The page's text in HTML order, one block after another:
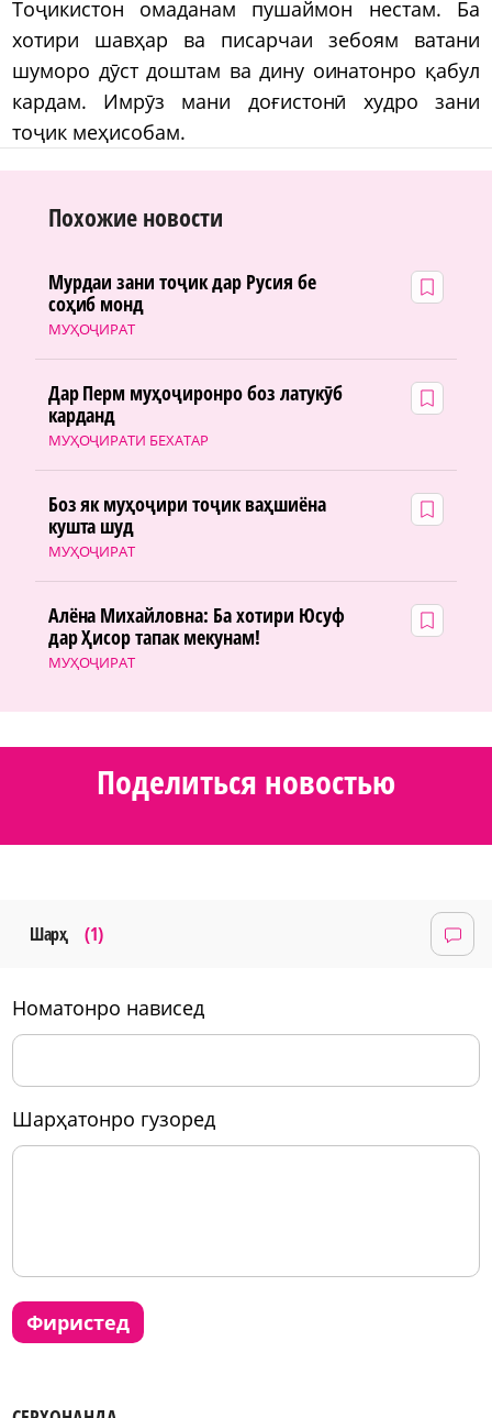
Тоҷикистон омаданам пушаймон нестам. Ба
хотири шавҳар ва писарчаи зебоям ватани
шуморо дӯст доштам ва дину оинатонро қабул
кардам. Имрӯз мани доғистонӣ худро зани
тоҷик меҳисобам.
Похожие новости
МУҲОҶИРАТ
Мурдаи зани тоҷик дар Русия бе
соҳиб монд
МУҲОҶИРАТИ БЕХАТАР
Дар Перм муҳоҷиронро боз латукӯб
карданд
МУҲОҶИРАТ
Боз як муҳоҷири тоҷик ваҳшиёна
кушта шуд
МУҲОҶИРАТ
Алёна Михайловна: Ба хотири Юсуф
дар Ҳисор тапак мекунам!
Поделиться новостью
Шарҳ (1)
номатонро нависед
шарҳатонро гузоред
фиристед